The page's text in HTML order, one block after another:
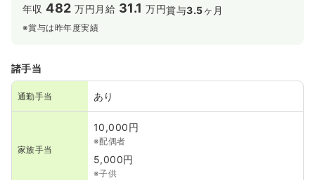
年収482 万円 月給 31.1 万円賞与3.5ヶ月
※賞与は昨年度実績
諸手当
通勤手当 あり
家族手当
10,000円
※配偶者
5,000円
※子供